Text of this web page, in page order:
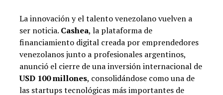
los hombres nacen libres e iguales en dignidad y
derechos». Bajo estas ideas, decía Milei, «durante los
últimos «70 años la humanidad vivió el periodo de paz
global más largo de la historia y que coincidió con el
periodo de mayor crecimiento económico de la historia».
Han sido 70 años consecutivos de relativa paz, decía
La innovación y el talento venezolano vuelven a
ser noticia. Cashea, la plataforma de
financiamiento digital creada por emprendedores
venezolanos junto a profesionales argentinos,
anunció el cierre de una inversión internacional de
USD 100 millones, consolidándose como una de
las startups tecnológicas más importantes de